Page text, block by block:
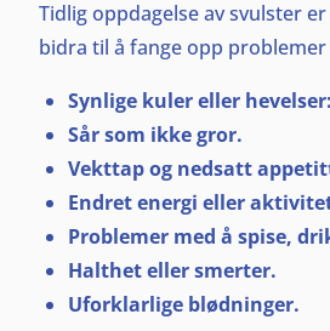
Tidlig oppdagelse av svulster
bidra til å fange opp
Synlige kuler eller hevelser:
Sår som ikke gror.
Vekttap og nedsatt
Endret energi eller
Problemer med å spise,
Halthet eller smerter.
Uforklarlige blødninger.